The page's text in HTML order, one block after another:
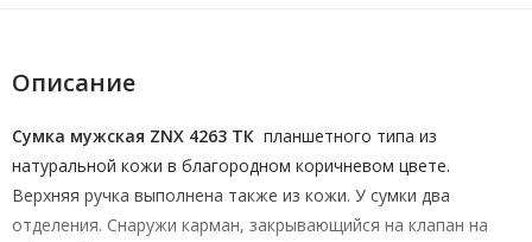
Описание
Сумка мужская ZNX 4263 ТК планшетного типа из
натуральной кожи в благородном коричневом цвете.
Верхняя ручка выполнена также из кожи. У сумки два
отделения. Снаружи карман, закрывающийся на клапан на